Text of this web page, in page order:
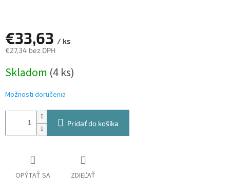
€33,63 / ks
€27,34 bez DPH
cena:
Skladom (4 ks)
Možnosti doručenia
Pridať do košíka
OPÝTAŤ SA ZDIEĽAŤ